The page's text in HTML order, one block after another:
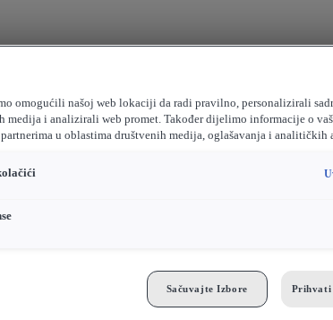
omogućili našoj web lokaciji da radi pravilno, personalizirali
medija i analizirali web promet. Također dijelimo informacije o
partnerima u oblastima društvenih medija, oglašavanja i analitičkih
Sačuvajte Izbore Prihvati